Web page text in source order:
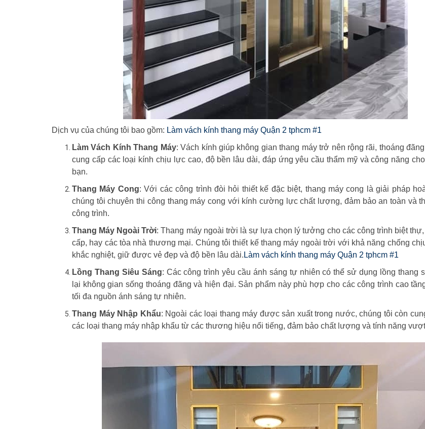
Dịch vụ của chúng tôi bao gồm: Làm vách kính thang máy Quận 2 tphcm #1
Làm Vách Kính Thang Máy: Vách kính giúp không gian thang máy trở nên rộng rãi, thoáng
cung cấp các loại kính chịu lực cao, độ bền lâu dài, đáp ứng yêu cầu thẩm mỹ và công năng
bạn.
Thang Máy Cong: Với các công trình đòi hỏi thiết kế đặc biệt, thang máy cong là giải pháp
chúng tôi chuyên thi công thang máy cong với kính cường lực chất lượng, đảm bảo an toàn và
công trình.
Thang Máy Ngoài Trời: Thang máy ngoài trời là sự lựa chọn lý tưởng cho các công trình biệt
cấp, hay các tòa nhà thương mại. Chúng tôi thiết kế thang máy ngoài trời với khả năng chống
khắc nghiệt, giữ được vẻ đẹp và độ bền lâu dài. Làm vách kính thang máy Quận 2 tphcm #1
Lồng Thang Siêu Sáng: Các công trình yêu cầu ánh sáng tự nhiên có thể sử dụng lồng thang
lại không gian sống thoáng đãng và hiện đại. Sản phẩm này phù hợp cho các công trình cao
tối đa nguồn ánh sáng tự nhiên.
Thang Máy Nhập Khẩu: Ngoài các loại thang máy được sản xuất trong nước, chúng tôi còn
các loại thang máy nhập khẩu từ các thương hiệu nổi tiếng, đảm bảo chất lượng và tính năng